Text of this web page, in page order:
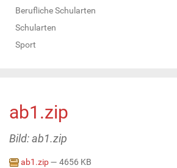
Berufliche Schularten
Schularten
Sport
ab1.zip
Bild: ab1.zip
ab1.zip— 4656 KB